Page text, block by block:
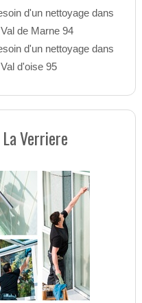
d'un nettoyage dans
Val de Marne 94
d'un nettoyage dans
Val d'oise 95
Verriere